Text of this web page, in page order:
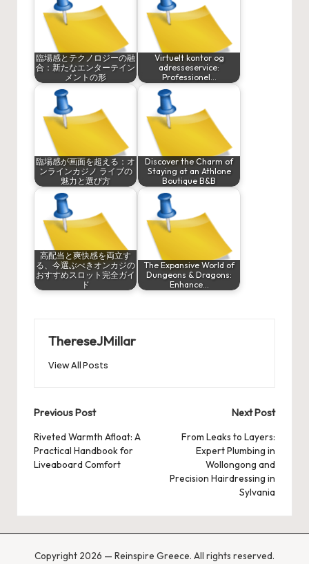
臨場感とテクノロジーの融
合：新たなエンターテイン
メントの形
Virtuelt kontor og
adresseservice:
Professionel…
臨場感が画面を超える：オ
ンラインカジノ ライブの
魅力と選び方
Discover the Charm of
Staying at an Athlone
Boutique B&B
高配当と爽快感を両立す
る、今選ぶべきオンカジの
おすすめスロット完全ガイ
ド
The Expansive World of
Dungeons & Dragons:
Enhance…
ThereseJMillar
View All Posts
Post
navigation
Previous Post
Riveted Warmth Afloat: A
Practical Handbook for
Liveaboard Comfort
Next Post
From Leaks to Layers:
Expert Plumbing in
Wollongong and
Precision Hairdressing in
Sylvania
Copyright 2026 — Reinspire Greece. All rights reserved.